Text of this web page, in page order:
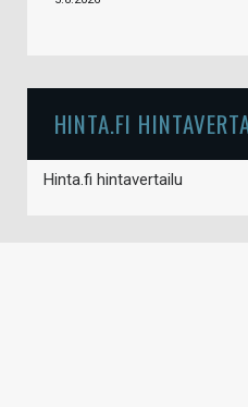
HINTA.FI
Hinta.fi hintavertailu